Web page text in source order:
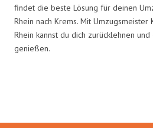
findet die beste Lösung für deinen
Rhein nach Krems. Mit Umzugsmeister
Rhein kannst du dich zurücklehnen
genießen.